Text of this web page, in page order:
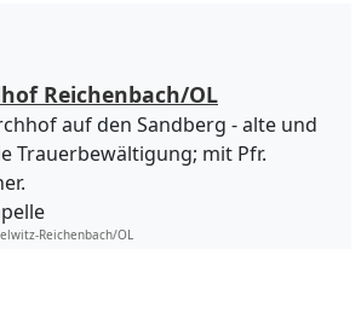
Reichenbach/OL
auf den Sandberg - alte und
Trauerbewältigung; mit Pfr.
Reichenbach/OL